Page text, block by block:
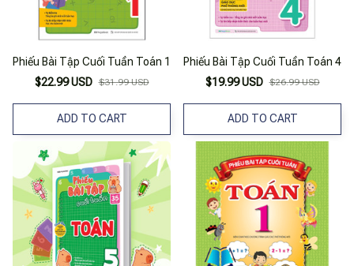
Phiếu Bài Tập Cuối Tuần Toán 1
$22.99 USD $31.99 USD
ADD TO CART
Phiếu Bài Tập Cuối Tuần Toán 4
$19.99 USD $26.99 USD
ADD TO CART